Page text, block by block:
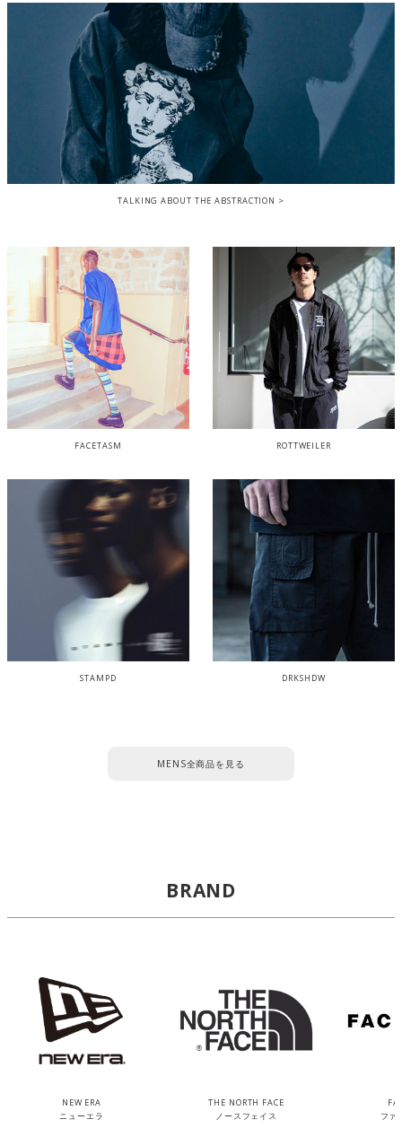
TALKING ABOUT THE ABSTRACTION
FACETASM ROTTWEILER
STAMPD DRKSHDW
MENS全商品を見る
BRAND
NEW ERA
ニューエラ
THE NORTH FACE
ノースフェイス
ファ